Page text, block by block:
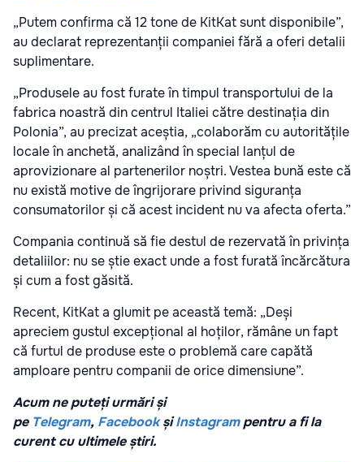
„Putem confirma că 12 tone de KitKat sunt disponibile”,
au declarat reprezentanții companiei fără a oferi detalii
suplimentare.
„Produsele au fost furate în timpul transportului de la
fabrica noastră din centrul Italiei către destinația din
Polonia”, au precizat aceștia, „colaborăm cu autoritățile
locale în anchetă, analizând în special lanțul de
aprovizionare al partenerilor noștri. Vestea bună este că
nu există motive de îngrijorare privind siguranța
consumatorilor și că acest incident nu va afecta oferta.”
Compania continuă să fie destul de rezervată în privința
detaliilor: nu se știe exact unde a fost furată încărcătura
și cum a fost găsită.
Recent, KitKat a glumit pe această temă: „Deși
apreciem gustul excepțional al hoților, rămâne un fapt
că furtul de produse este o problemă care capătă
amploare pentru companii de orice dimensiune”.
Acum ne puteți urmări și
pe Telegram, Facebook șiInstagrampentru a fi la
curent cu ultimele știri.